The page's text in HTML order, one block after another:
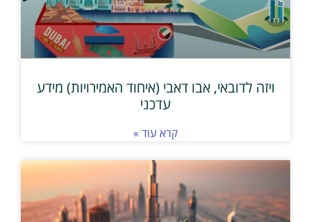
ויזה לדובאי, אבו דאבי (איחוד האמירויות) מידע
עדכני
קרא עוד »